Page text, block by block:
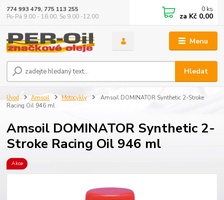
Menu
Hledat
774 993 479, 775 113 255
Po-Pá 9.00 - 16.00, So 9.00 -12.00
0 ks
za Kč 0,00
Úvod Amsoil Motocykly
Amsoil DOMINATOR Synthetic 2-Stroke
Racing Oil 946 ml
Amsoil DOMINATOR Synthetic 2-
Stroke Racing Oil 946 ml
Akce